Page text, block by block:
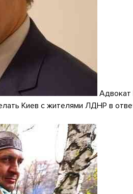
Адвокат
Киев с жителями ЛДНР в